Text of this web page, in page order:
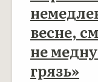
весне,
не
грязь»